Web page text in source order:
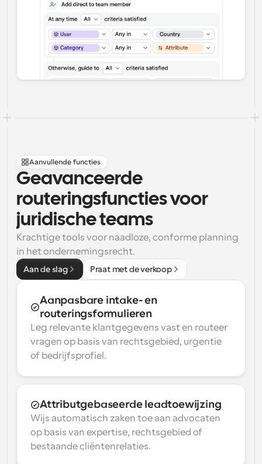
Aanvullende functies
Geavanceerde
routeringsfuncties voor
juridische teams
Krachtige tools voor naadloze, conforme planning
in het ondernemingsrecht.
Aan de slag Praat met de verkoop
Aanpasbare intake- en
routeringsformulieren
Leg relevante klantgegevens vast en routeer
vragen op basis van rechtsgebied, urgentie
of bedrijfsprofiel.
Attributgebaseerde leadtoewijzing
Wijs automatisch zaken toe aan advocaten
op basis van expertise, rechtsgebied of
bestaande cliëntenrelaties.